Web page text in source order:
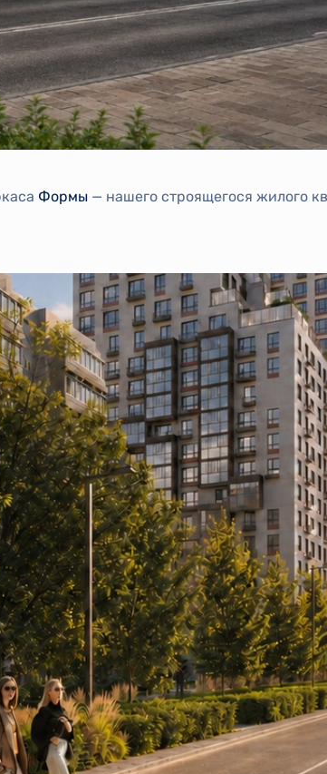
Формы — нашего строящегося жилого